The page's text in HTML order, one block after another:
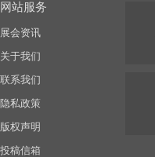
网站服务
展会资讯
关于我们
联系我们
隐私政策
版权声明
投稿信箱